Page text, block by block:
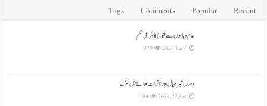
Recent
Popular
Comments
Tags
عام وہابیوں سے نکاح کا شرعی حکم
اگست 8, 2024 379
وصال شیرنیپال اور تاثرات علمائے اہل سنت
جنوری 27, 2024 194